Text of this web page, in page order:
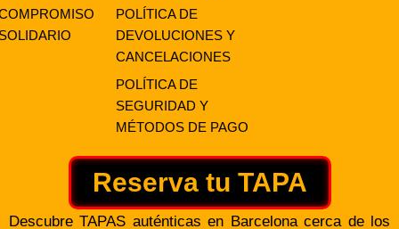
POLÍTICA DE
DEVOLUCIONES Y
CANCELACIONES
POLÍTICA DE
SEGURIDAD Y
MÉTODOS DE PAGO
Reserva tu TAPA
Descubre TAPAS auténticas en Barcelona cerca de los